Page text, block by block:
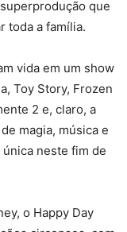
que
toda a família.
vida em um show
Toy Story, Frozen
2 e, claro, a
magia, música e
neste fim de
o Happy Day